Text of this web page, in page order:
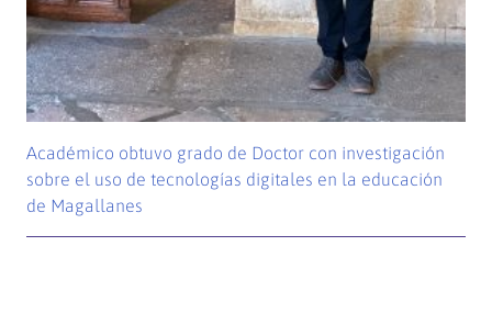
Académico obtuvo grado de Doctor con investigación
sobre el uso de tecnologías digitales en la educación
de Magallanes